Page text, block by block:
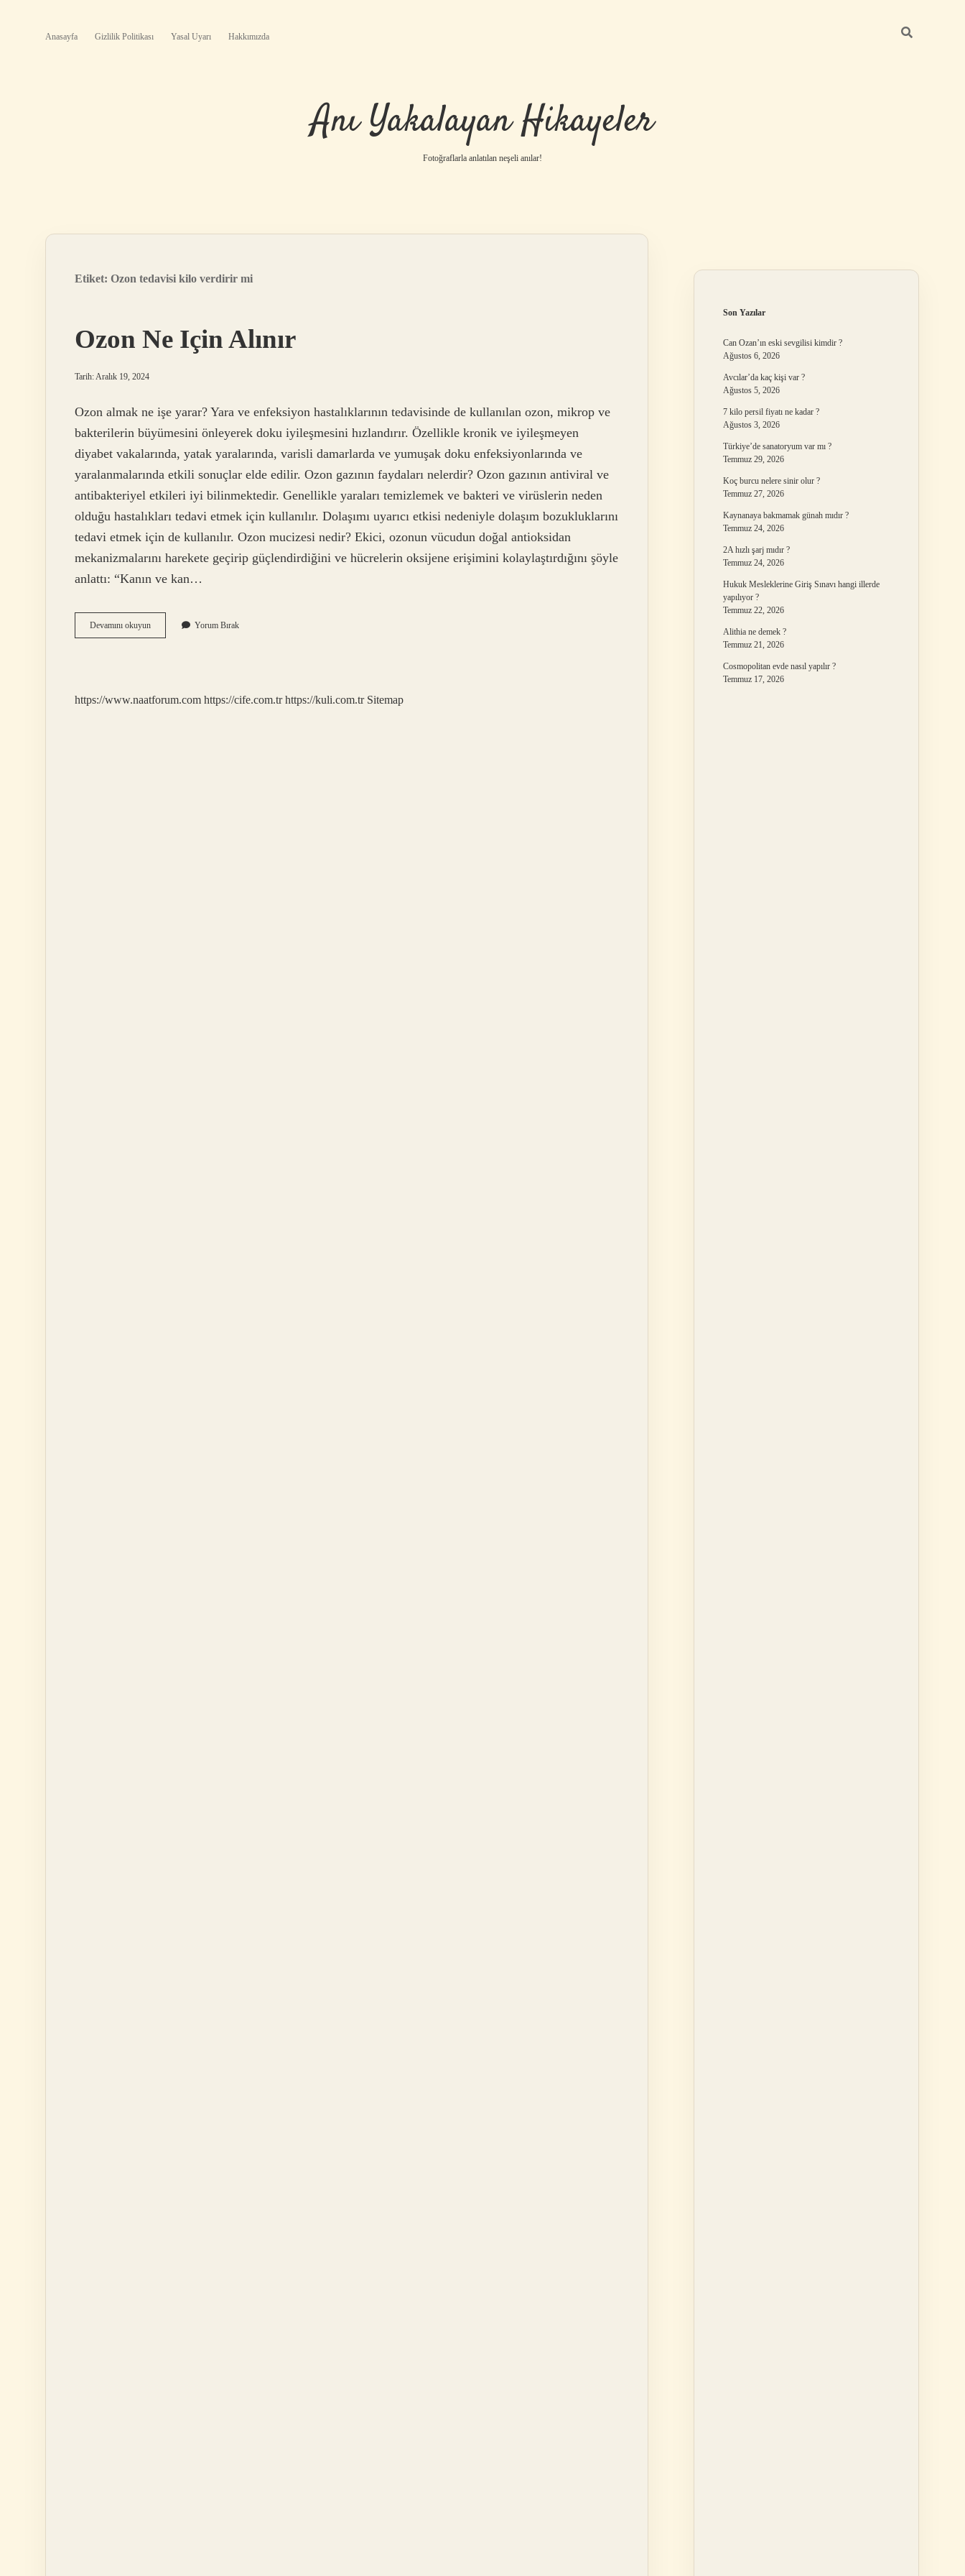
Anasayfa Gizlilik Politikası Yasal Uyarı Hakkımızda
Anı Yakalayan Hikayeler
Fotoğraflarla anlatılan neşeli anılar!
Etiket: Ozon tedavisi kilo verdirir mi
Ozon Ne Için Alınır
Tarih: Aralık 19, 2024
Ozon almak ne işe yarar? Yara ve enfeksiyon hastalıklarının tedavisinde de kullanılan ozon, mikrop ve
bakterilerin büyümesini önleyerek doku iyileşmesini hızlandırır. Özellikle kronik ve iyileşmeyen
diyabet vakalarında, yatak yaralarında, varisli damarlarda ve yumuşak doku enfeksiyonlarında ve
yaralanmalarında etkili sonuçlar elde edilir. Ozon gazının faydaları nelerdir? Ozon gazının antiviral ve
antibakteriyel etkileri iyi bilinmektedir. Genellikle yaraları temizlemek ve bakteri ve virüslerin neden
olduğu hastalıkları tedavi etmek için kullanılır. Dolaşımı uyarıcı etkisi nedeniyle dolaşım bozukluklarını
tedavi etmek için de kullanılır. Ozon mucizesi nedir? Ekici, ozonun vücudun doğal antioksidan
mekanizmalarını harekete geçirip güçlendirdiğini ve hücrelerin oksijene erişimini kolaylaştırdığını şöyle
anlattı: “Kanın ve kan…
Devamını okuyunOzon
Ne
Yorum Bırak
https://www.naatforum.com https://cife.com.tr https://kuli.com.tr Sitemap
Son Yazılar
Can Ozan’ın eski sevgilisi kimdir ?
Ağustos 6, 2026
Avcılar’da kaç kişi var ?
Ağustos 5, 2026
7 kilo persil fiyatı ne kadar ?
Ağustos 3, 2026
Türkiye’de sanatoryum var mı ?
Temmuz 29, 2026
Koç burcu nelere sinir olur ?
Temmuz 27, 2026
Kaynanaya bakmamak günah mıdır ?
Temmuz 24, 2026
2A hızlı şarj mıdır ?
Temmuz 24, 2026
Hukuk Mesleklerine Giriş Sınavı hangi illerde
yapılıyor ?
Temmuz 22, 2026
Alithia ne demek ?
Temmuz 21, 2026
Cosmopolitan evde nasıl yapılır ?
Temmuz 17, 2026